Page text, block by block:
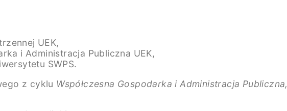
UEK,
i Administracja Publiczna UEK,
SWPS.
z cyklu Współczesna Gospodarka i Administracja Publiczna,